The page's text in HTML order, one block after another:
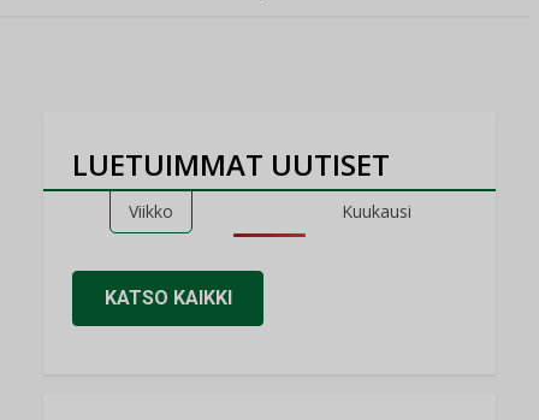
LUETUIMMAT UUTISET
Viikko Kuukausi
KATSO KAIKKI